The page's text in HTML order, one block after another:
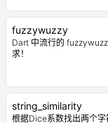
fuzzywuzzy
Dart 中流行的
求！
string_similarity
根据Dice系数找出两个